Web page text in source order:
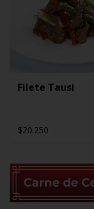
Filete Tausi
$20.250